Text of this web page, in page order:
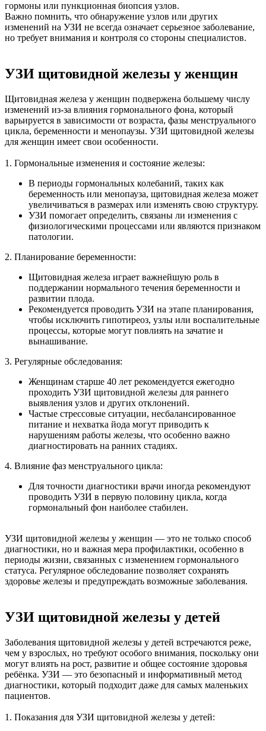
гормоны или пункционная биопсия узлов.
Важно помнить, что обнаружение узлов или других
изменений на УЗИ не всегда означает серьезное заболевание,
но требует внимания и контроля со стороны специалистов.
УЗИ щитовидной железы у женщин
Щитовидная железа у женщин подвержена большему числу
изменений из-за влияния гормонального фона, который
варьируется в зависимости от возраста, фазы менструального
цикла, беременности и менопаузы. УЗИ щитовидной железы
для женщин имеет свои особенности.
1. Гормональные изменения и состояние железы:
В периоды гормональных колебаний, таких как
беременность или менопауза, щитовидная железа может
увеличиваться в размерах или изменять свою структуру.
УЗИ помогает определить, связаны ли изменения с
физиологическими процессами или являются признаком
патологии.
2. Планирование беременности:
Щитовидная железа играет важнейшую роль в
поддержании нормального течения беременности и
развитии плода.
Рекомендуется проводить УЗИ на этапе планирования,
чтобы исключить гипотиреоз, узлы или воспалительные
процессы, которые могут повлиять на зачатие и
вынашивание.
3. Регулярные обследования:
Женщинам старше 40 лет рекомендуется ежегодно
проходить УЗИ щитовидной железы для раннего
выявления узлов и других отклонений.
Частые стрессовые ситуации, несбалансированное
питание и нехватка йода могут приводить к
нарушениям работы железы, что особенно важно
диагностировать на ранних стадиях.
4. Влияние фаз менструального цикла:
Для точности диагностики врачи иногда рекомендуют
проводить УЗИ в первую половину цикла, когда
гормональный фон наиболее стабилен.
УЗИ щитовидной железы у женщин — это не только способ
диагностики, но и важная мера профилактики, особенно в
периоды жизни, связанных с изменением гормонального
статуса. Регулярное обследование позволяет сохранять
здоровье железы и предупреждать возможные заболевания.
УЗИ щитовидной железы у детей
Заболевания щитовидной железы у детей встречаются реже,
чем у взрослых, но требуют особого внимания, поскольку они
могут влиять на рост, развитие и общее состояние здоровья
ребёнка. УЗИ — это безопасный и информативный метод
диагностики, который подходит даже для самых маленьких
пациентов.
1. Показания для УЗИ щитовидной железы у детей: